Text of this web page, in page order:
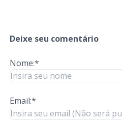
Deixe seu comentário
Nome:*
Email:*